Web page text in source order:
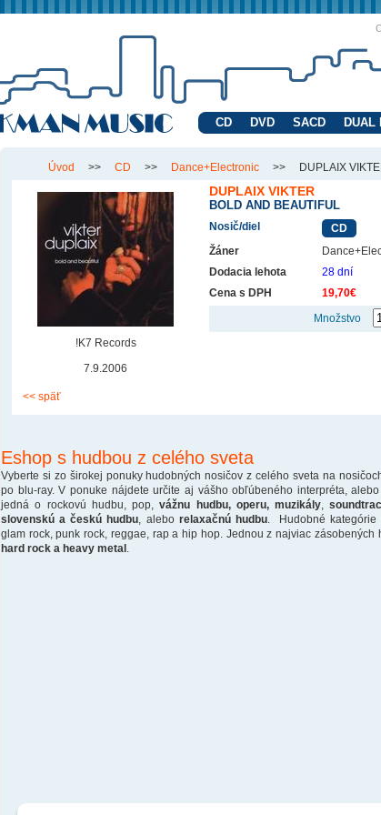
CD DVD SACD DUAL
Úvod >> CD >> Dance+Electronic >> DUPLAIX
!K7 Records
7.9.2006
DUPLAIX VIKTER
BOLD AND BEAUTIFUL
Nosič/diel
CD
Žáner
Dodacia lehota
28 dní
Cena s DPH
19,70€
Množstvo
<< späť
Eshop s hudbou z celého sveta
Vyberte si zo širokej ponuky hudobných nosičov z celého sveta na
po blu-ray. V ponuke nájdete určite aj vášho obľúbeného interpréta,
jedná o rockovú hudbu, pop,vážnu hudbu, operu, muzikály ,
slovenskú a českú hudbu , alebo relaxačnú hudbu. Hudobné kategórie
glam rock, punk rock, reggae, rap a hip hop. Jednou z najviac zásobených
hard rock a heavy metal